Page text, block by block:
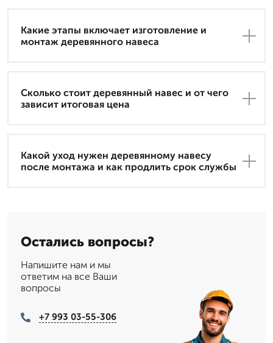
Какие этапы включает изготовление и
монтаж деревянного навеса
Сколько стоит деревянный навес и от чего
зависит итоговая цена
Какой уход нужен деревянному навесу
после монтажа и как продлить срок службы
Остались вопросы?
Напишите нам и мы
ответим на все Ваши
вопросы
+7 993 03-55-306